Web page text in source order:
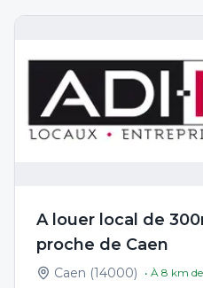
A louer local de
proche de Caen
Caen (14000) • À 8 km de